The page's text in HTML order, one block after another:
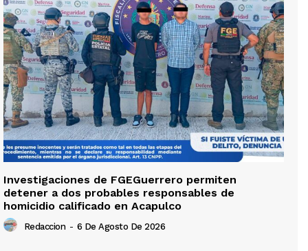
Investigaciones de FGEGuerrero permiten
detener a dos probables responsables de
homicidio calificado en Acapulco
Redaccion - 6 De Agosto De 2026